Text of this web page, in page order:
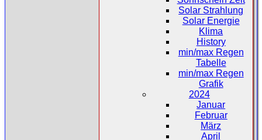
Solar Strahlung
Solar Energie
Klima
History
min/max Regen
Tabelle
min/max Regen
Grafik
2024
Januar
Februar
März
April